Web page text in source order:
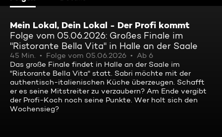
Mein Lokal, Dein Lokal - Der Profi kommt
Folge vom 05.06.2026: Großes Finale im
"Ristorante Bella Vita" in Halle an der Saale
45 Min. Folge vom 05.06.2026
Ab 6
Das große Finale findet in Halle an der Saale im
"Ristorante Bella Vita" statt. Sabri möchte mit der
authentisch-italienischen Küche überzeugen. Schafft
er es seine Mitstreiter zu verzaubern? Am Ende vergibt
der Profi-Koch noch seine Punkte. Wer holt sich den
Wochensieg?